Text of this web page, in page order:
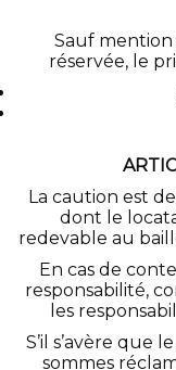
Sauf mention
réservée, le
La caution est
dont le
redevable au
En cas de
responsabilité,
les
S’il s’avère que
sommes